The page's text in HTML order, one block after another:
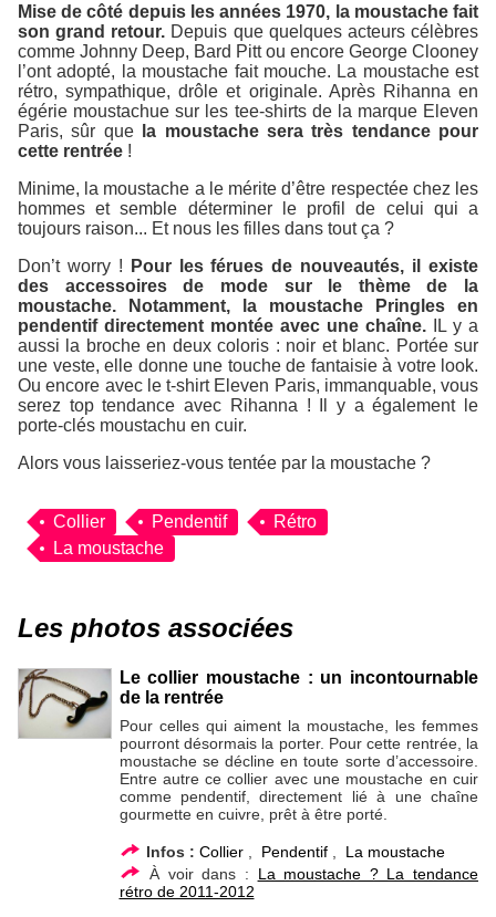
Mise de côté depuis les années 1970, la moustache fait
son grand retour. Depuis que quelques acteurs célèbres
comme Johnny Deep, Bard Pitt ou encore George Clooney
l’ont adopté, la moustache fait mouche. La moustache est
rétro, sympathique, drôle et originale. Après Rihanna en
égérie moustachue sur les tee-shirts de la marque Eleven
Paris, sûr que
la moustache sera très tendance pour
cette rentrée !
Minime, la moustache a le mérite d’être respectée chez les
hommes et semble déterminer le profil de celui qui a
toujours raison... Et nous les filles dans tout ça ?
Don’t worry !
Pour les férues de nouveautés, il existe
des accessoires de mode sur le thème de la
moustache. Notamment, la moustache Pringles en
pendentif directement montée avec une chaîne. IL y a
aussi la broche en deux coloris : noir et blanc. Portée sur
une veste, elle donne une touche de fantaisie à votre look.
Ou encore avec le t-shirt Eleven Paris, immanquable, vous
serez top tendance avec Rihanna ! Il y a également le
porte-clés moustachu en cuir.
Alors vous laisseriez-vous tentée par la moustache ?
Collier Pendentif
Rétro
La moustache
Les photos associées
Le collier moustache : un incontournable
de la rentrée
Pour celles qui aiment la moustache, les femmes
pourront désormais la porter. Pour cette rentrée, la
moustache se décline en toute sorte d’accessoire.
Entre autre ce collier avec une moustache en cuir
comme pendentif, directement lié à une chaîne
gourmette en cuivre, prêt à être porté.
Infos : Collier, Pendentif, La moustache
À voir dans : La moustache ? La tendance
rétro de 2011-2012